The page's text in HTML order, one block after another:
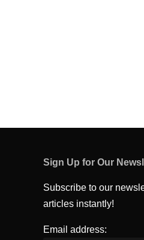
Sign Up for Our
Subscribe to our
articles instantly!
Email address: